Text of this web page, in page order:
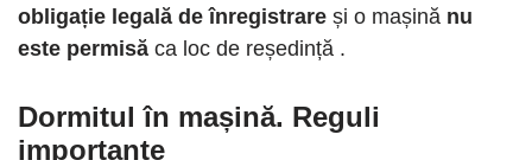
obligație legală de înregistrare și o mașină nu
este permisă ca loc de reședință .
Dormitul în mașină. Reguli
importante